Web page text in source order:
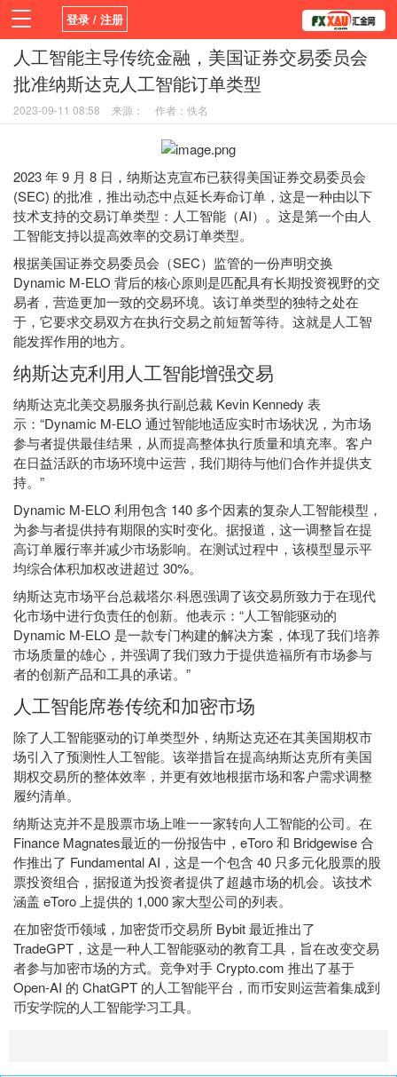
登录 / 注册
首页 新闻 观点 货币
学院
平台
指标EA 书籍
人工智能主导传统金融，美国证券交易委员会
批准纳斯达克人工智能订单类型
2023-09-11 08:58 来源： 作者：佚名
2023 年 9 月 8 日，纳斯达克宣布已获得美国证券交易委员会
(SEC) 的批准，推出动态中点延长寿命订单，这是一种由以下
技术支持的交易订单类型：人工智能（AI）。这是第一个由人
工智能支持以提高效率的交易订单类型。
根据美国证券交易委员会（SEC）监管的一份声明交换
Dynamic M-ELO 背后的核心原则是匹配具有长期投资视野的交
易者，营造更加一致的交易环境。该订单类型的独特之处在
于，它要求交易双方在执行交易之前短暂等待。这就是人工智
能发挥作用的地方。
纳斯达克利用人工智能增强交易
纳斯达克北美交易服务执行副总裁 Kevin Kennedy 表
示：“Dynamic M-ELO 通过智能地适应实时市场状况，为市场
参与者提供最佳结果，从而提高整体执行质量和填充率。客户
在日益活跃的市场环境中运营，我们期待与他们合作并提供支
持。”
Dynamic M-ELO 利用包含 140 多个因素的复杂人工智能模型，
为参与者提供持有期限的实时变化。据报道，这一调整旨在提
高订单履行率并减少市场影响。在测试过程中，该模型显示平
均综合体积加权改进超过 30%。
纳斯达克市场平台总裁塔尔·科恩强调了该交易所致力于在现代
化市场中进行负责任的创新。他表示：“人工智能驱动的
Dynamic M-ELO 是一款专门构建的解决方案，体现了我们培养
市场质量的雄心，并强调了我们致力于提供造福所有市场参与
者的创新产品和工具的承诺。”
人工智能席卷传统和加密市场
除了人工智能驱动的订单类型外，纳斯达克还在其美国期权市
场引入了预测性人工智能。该举措旨在提高纳斯达克所有美国
期权交易所的整体效率，并更有效地根据市场和客户需求调整
履约清单。
纳斯达克并不是股票市场上唯一一家转向人工智能的公司。在
Finance Magnates最近的一份报告中，eToro 和 Bridgewise 合
作推出了 Fundamental AI，这是一个包含 40 只多元化股票的股
票投资组合，据报道为投资者提供了超越市场的机会。该技术
涵盖 eToro 上提供的 1,000 家大型公司的列表。
在加密货币领域，加密货币交易所 Bybit 最近推出了
TradeGPT，这是一种人工智能驱动的教育工具，旨在改变交易
者参与加密市场的方式。竞争对手 Crypto.com 推出了基于
Open-AI 的 ChatGPT 的人工智能平台，而币安则运营着集成到
币安学院的人工智能学习工具。